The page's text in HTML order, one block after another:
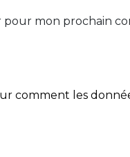
mon prochain
comment les